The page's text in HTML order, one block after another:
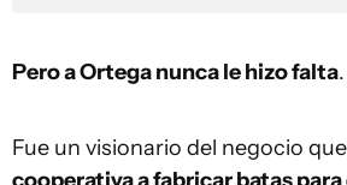
Pero a Ortega nunca le hizo falta.
Fue un visionario del negocio que